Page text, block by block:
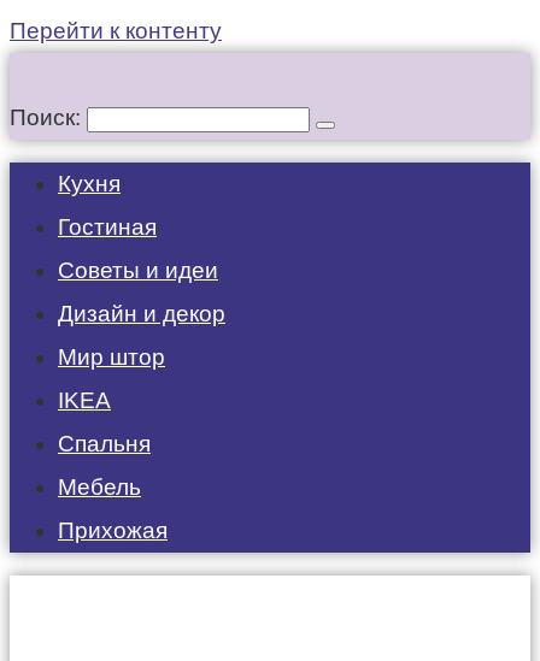
Перейти к контенту
Поиск:
Кухня
Гостиная
Советы и идеи
Дизайн и декор
Мир штор
IKEA
Спальня
Мебель
Прихожая